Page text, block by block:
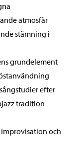
atmosfär
stämning i
grundelement
efter
tradition
och